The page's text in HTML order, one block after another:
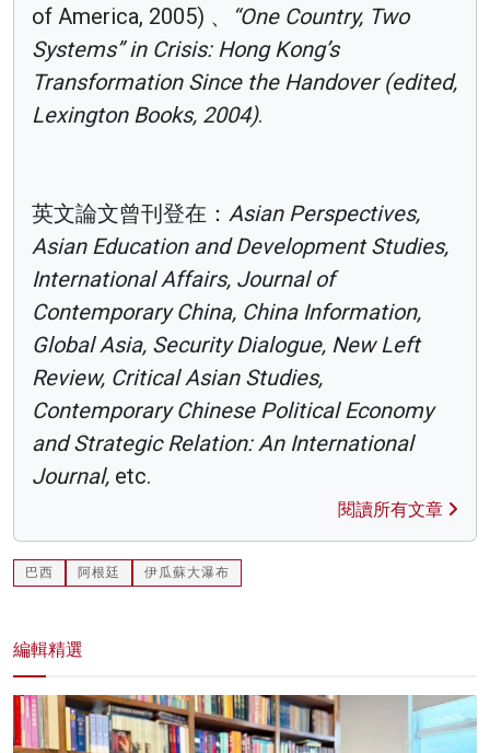
of America, 2005) 、
“One Country, Two
Systems” in Crisis: Hong Kong’s
Transformation Since the Handover (edited,
Lexington Books, 2004).
英文論文曾刊登在： Asian Perspectives,
Asian Education and Development Studies,
International Affairs, Journal of
Contemporary China, China Information,
Global Asia, Security Dialogue, New Left
Review, Critical Asian Studies,
Contemporary Chinese Political Economy
and Strategic Relation: An International
Journal, etc.
閱讀所有文章
巴西 阿根廷 伊瓜蘇大瀑布
編輯精選